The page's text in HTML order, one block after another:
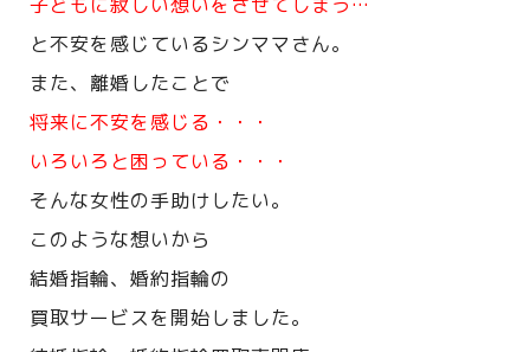
と不安を感じているシンママさん。
また、離婚したことで
将来に不安を感じる・・・
いろいろと困っている・・・
そんな女性の手助けしたい。
このような想いから
結婚指輪、婚約指輪の
買取サービスを開始しました。